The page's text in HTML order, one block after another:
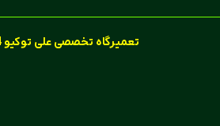
تعمیرگاه تخصصی علی توکیو 1404-1389